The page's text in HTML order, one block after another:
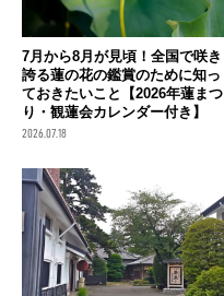
7月から8月が見頃！全国で咲き
誇る蓮の花の鑑賞のために知っ
ておきたいこと【2026年蓮まつ
り・観蓮会カレンダー付き】
2026.07.18